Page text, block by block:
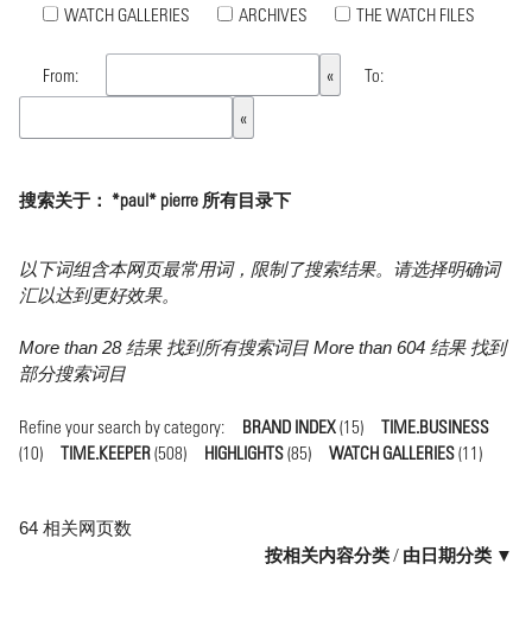
WATCH GALLERIES
ARCHIVES THE WATCH FILES
From: To:
搜索关于： *paul* pierre 所有目录下
以下词组含本网页最常用词，限制了搜索结果。请选择明确词
汇以达到更好效果。
More than 28 结果 找到所有搜索词目 More than 604 结果 找到
部分搜索词目
Refine your search by category: BRAND INDEX(15)
TIME.BUSINESS
(10)
TIME.KEEPER(508) HIGHLIGHTS(85) WATCH GALLERIES(11)
64 相关网页数
按相关内容分类/ 由日期分类 ▼